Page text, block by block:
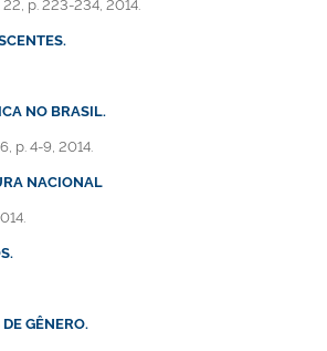
NO BRASIL.
p. 4-9, 2014.
NACIONAL
GÊNERO.